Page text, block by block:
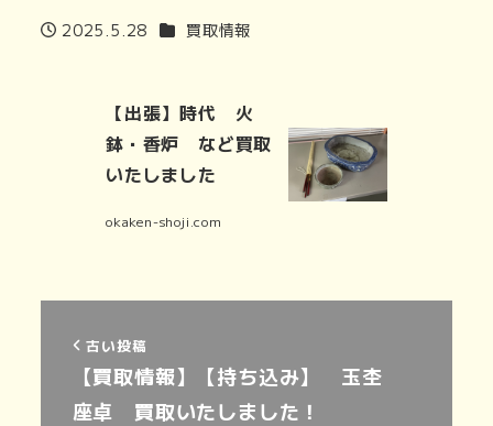
投稿日
2025.5.28 カテゴリー
買取情報
【出張】時代 火
鉢・香炉 など買取
いたしました
okaken-shoji.com
古い投稿
【買取情報】【持ち込み】 玉杢
座卓 買取いたしました！